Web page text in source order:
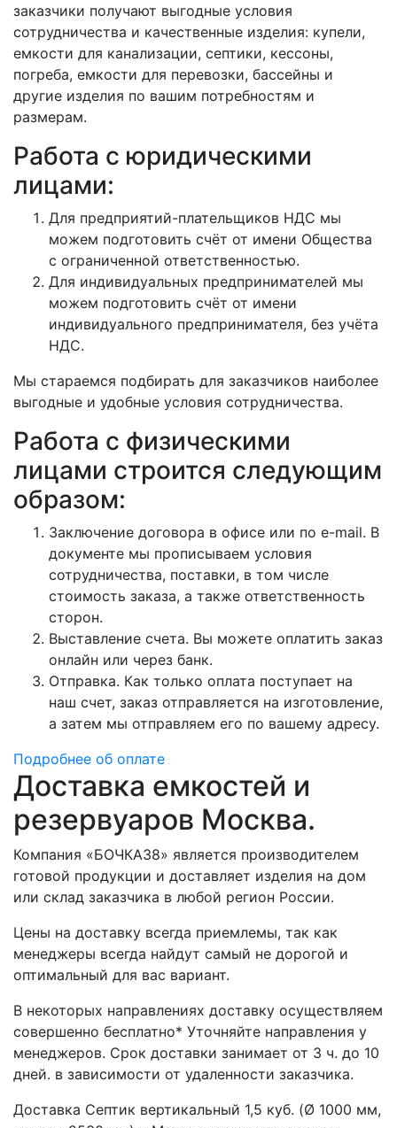
заказчики получают выгодные условия
сотрудничества и качественные изделия: купели,
емкости для канализации, септики, кессоны,
погреба, емкости для перевозки, бассейны и
другие изделия по вашим потребностям и
размерам.
Работа с юридическими
лицами:
Для предприятий-плательщиков НДС мы
можем подготовить счёт от имени Общества
с ограниченной ответственностью.
Для индивидуальных предпринимателей мы
можем подготовить счёт от имени
индивидуального предпринимателя, без учёта
НДС.
Мы стараемся подбирать для заказчиков наиболее
выгодные и удобные условия сотрудничества.
Работа с физическими
лицами строится следующим
образом:
Заключение договора в офисе или по e-mail. В
документе мы прописываем условия
сотрудничества, поставки, в том числе
стоимость заказа, а также ответственность
сторон.
Выставление счета. Вы можете оплатить заказ
онлайн или через банк.
Отправка. Как только оплата поступает на
наш счет, заказ отправляется на изготовление,
а затем мы отправляем его по вашему адресу.
Подробнее об оплате
Доставка емкостей и
резервуаров Москва.
Компания «БОЧКА38» является производителем
готовой продукции и доставляет изделия на дом
или склад заказчика в любой регион России.
Цены на доставку всегда приемлемы, так как
менеджеры всегда найдут самый не дорогой и
оптимальный для вас вариант.
В некоторых направлениях доставку осуществляем
совершенно бесплатно* Уточняйте направления у
менеджеров. Срок доставки занимает от 3 ч. до 10
дней. в зависимости от удаленности заказчика.
Доставка Септик вертикальный 1,5 куб. (Ø 1000 мм,